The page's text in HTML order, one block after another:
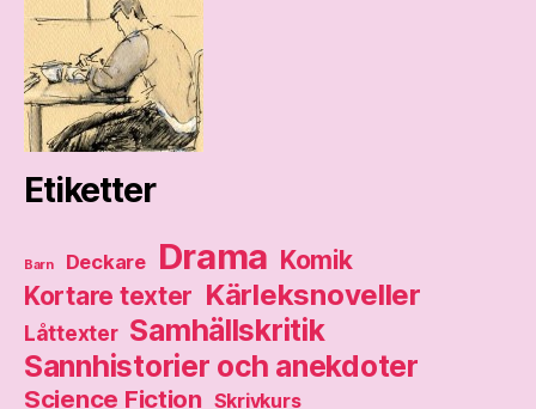
Etiketter
Barn Deckare Drama Komik
Kortare texter Kärleksnoveller
Låttexter Samhällskritik
Sannhistorier och anekdoter
Science Fiction Skrivkurs